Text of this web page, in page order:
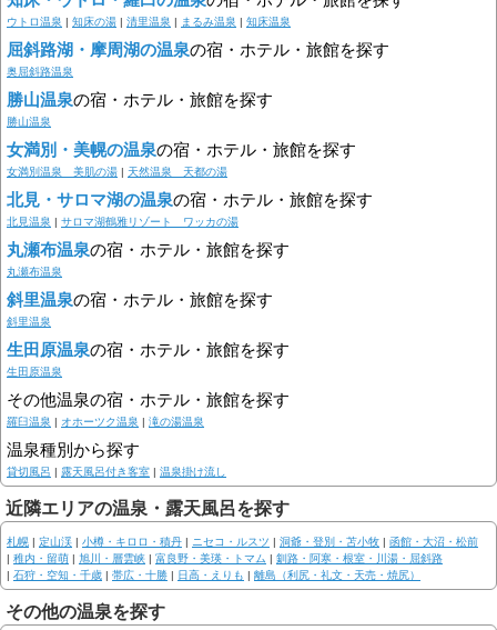
ウトロ温泉 | 知床の湯 | 清里温泉 | まるみ温泉 | 知床温泉
屈斜路湖・摩周湖の温泉の宿・ホテル・旅館を探す
奥屈斜路温泉
勝山温泉の宿・ホテル・旅館を探す
勝山温泉
女満別・美幌の温泉の宿・ホテル・旅館を探す
女満別温泉 美肌の湯 | 天然温泉 天都の湯
北見・サロマ湖の温泉の宿・ホテル・旅館を探す
北見温泉 | サロマ湖鶴雅リゾート ワッカの湯
丸瀬布温泉の宿・ホテル・旅館を探す
丸瀬布温泉
斜里温泉の宿・ホテル・旅館を探す
斜里温泉
生田原温泉の宿・ホテル・旅館を探す
生田原温泉
その他温泉の宿・ホテル・旅館を探す
羅臼温泉 | オホーツク温泉 | 滝の湯温泉
温泉種別から探す
貸切風呂 | 露天風呂付き客室 | 温泉掛け流し
近隣エリアの温泉・露天風呂を探す
札幌 | 定山渓 | 小樽・キロロ・積丹 | ニセコ・ルスツ | 洞爺・登別・苫小牧 | 函館・大沼・松前
| 稚内・留萌 | 旭川・層雲峡 | 富良野・美瑛・トマム | 釧路・阿寒・根室・川湯・屈斜路
| 石狩・空知・千歳 | 帯広・十勝 | 日高・えりも | 離島（利尻・礼文・天売・焼尻）
その他の温泉を探す